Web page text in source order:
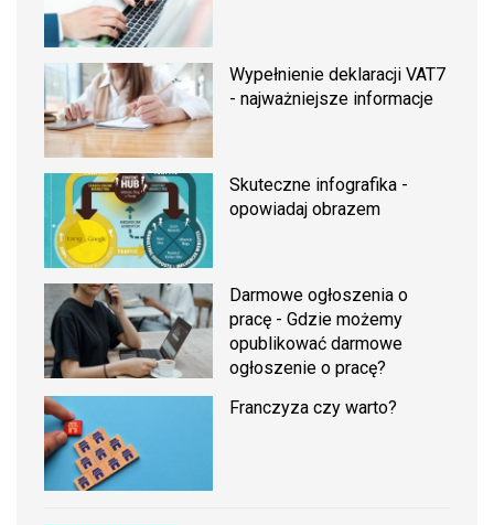
Wypełnienie deklaracji VAT7
- najważniejsze informacje
Skuteczne infografika -
opowiadaj obrazem
Darmowe ogłoszenia o
pracę - Gdzie możemy
opublikować darmowe
ogłoszenie o pracę?
Franczyza czy warto?